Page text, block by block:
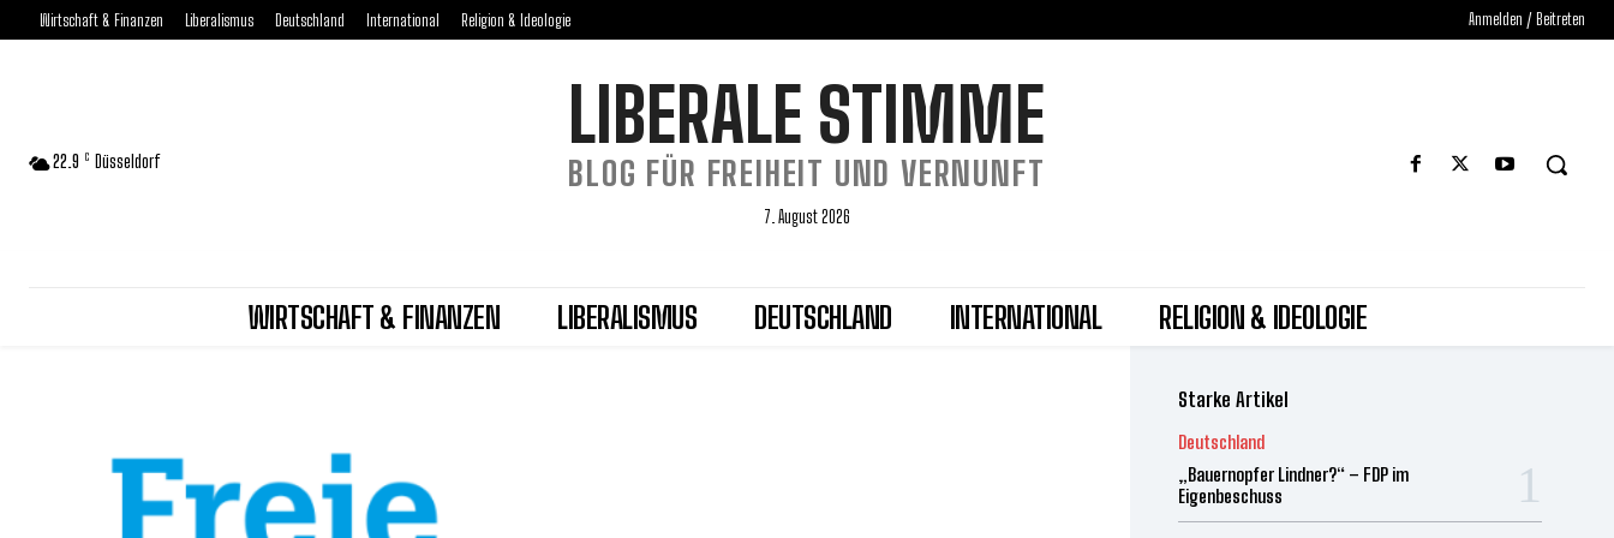
Wirtschaft & Finanzen Liberalismus Deutschland International Religion & Ideologie Anmelden / Beitreten
22.9 C Düsseldorf
LIBERALE STIMME
BLOG FÜR FREIHEIT UND VERNUNFT
7. August 2026
WIRTSCHAFT & FINANZEN LIBERALISMUS DEUTSCHLAND INTERNATIONAL RELIGION & IDEOLOGIE
Starke Artikel
Deutschland
„Bauernopfer Lindner?“ – FDP im
Eigenbeschuss